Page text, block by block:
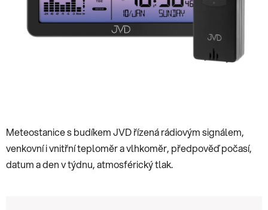
Meteostanice s budíkem JVD řízená rádiovým signálem,
venkovní i vnitřní teploměr a vlhkoměr, předpověď počasí,
datum a den v týdnu, atmosférický tlak.